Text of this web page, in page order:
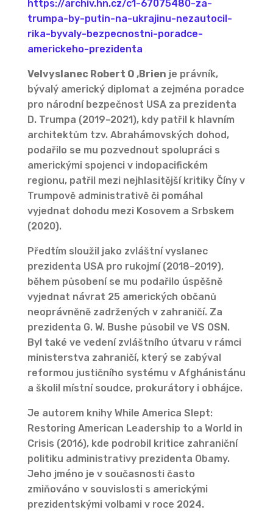
https://archiv.hn.cz/c1-67075480-za-
trumpa-by-putin-na-ukrajinu-nezautocil-
rika-byvaly-bezpecnostni-poradce-
americkeho-prezidenta
Velvyslanec Robert O ‚Brien je právník,
bývalý americký diplomat a zejména poradce
pro národní bezpečnost USA za prezidenta
D. Trumpa (2019–2021), kdy patřil k hlavním
architektům tzv. Abrahámovských dohod,
podařilo se mu pozvednout spolupráci s
americkými spojenci v indopacifickém
regionu, patřil mezi nejhlasitější kritiky Číny v
Trumpově administrativě či pomáhal
vyjednat dohodu mezi Kosovem a Srbskem
(2020).
Předtím sloužil jako zvláštní vyslanec
prezidenta USA pro rukojmí (2018–2019),
během působení se mu podařilo úspěšně
vyjednat návrat 25 amerických občanů
neoprávněně zadržených v zahraničí. Za
prezidenta G. W. Bushe působil ve VS OSN.
Byl také ve vedení zvláštního útvaru v rámci
ministerstva zahraničí, který se zabýval
reformou justičního systému v Afghánistánu
a školil místní soudce, prokurátory i obhájce.
Je autorem knihy While America Slept:
Restoring American Leadership to a World in
Crisis (2016), kde podrobil kritice zahraniční
politiku administrativy prezidenta Obamy.
Jeho jméno je v současnosti často
zmiňováno v souvislosti s americkými
prezidentskými volbami v roce 2024.